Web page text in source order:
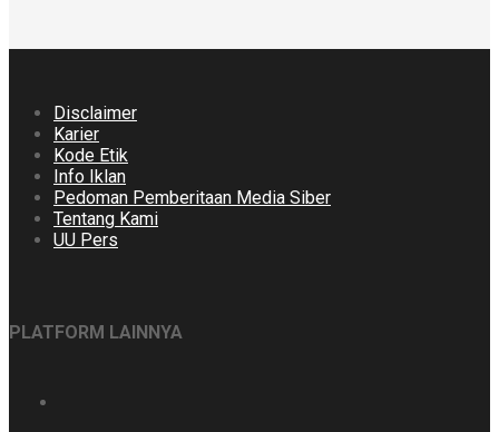
Disclaimer
Karier
Kode Etik
Info Iklan
Pedoman Pemberitaan Media Siber
Tentang Kami
UU Pers
PLATFORM LAINNYA